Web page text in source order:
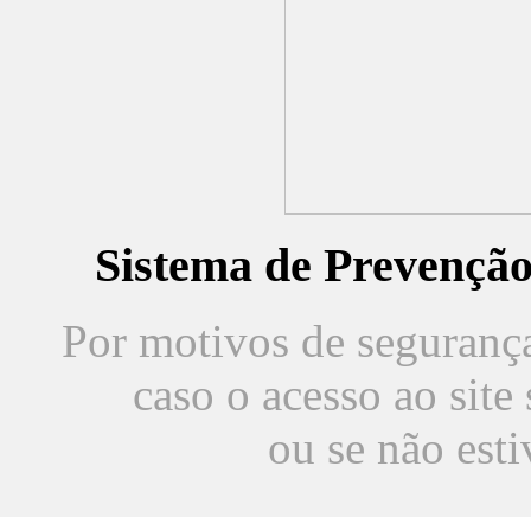
Sistema de
Por motivos de
caso o acesso ao
ou se não